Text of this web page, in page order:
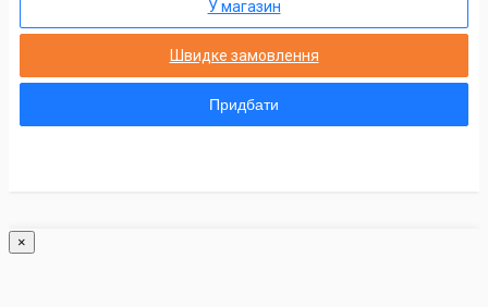
У магазин
Швидке замовлення
Придбати
×